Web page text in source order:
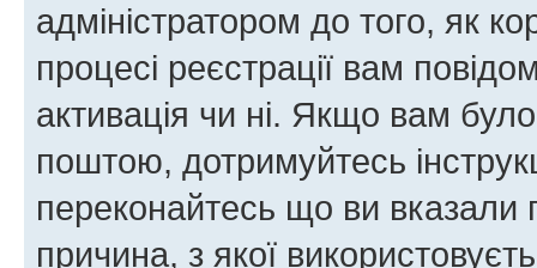
адміністратором до того, як
процесі реєстрації вам
активація чи ні. Якщо вам
поштою, дотримуйтесь
переконайтесь що ви
причина, з якої